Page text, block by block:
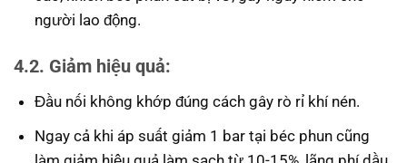
người lao động.
4.2. Giảm hiệu quả:
Đầu nối không khớp đúng cách gây rò rỉ khí nén.
Ngay cả khi áp suất giảm 1 bar tại béc phun cũng